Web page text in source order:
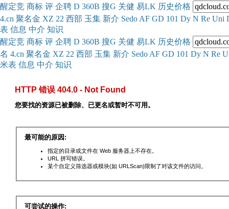
醒定竞 商标 评 企聘 D 360B 搜G 关健 易LK 历史价格
4.cn 聚名金 XZ 22 西部 玉集 新介 Sedo AF GD 101 Dy N Re Uni
表 信息 中介 知识